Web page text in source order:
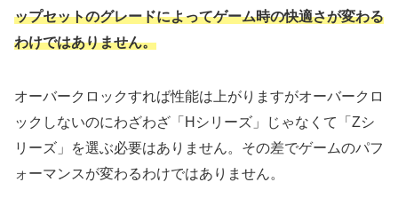
ップセットのグレードによってゲーム時の快適さが変わる
わけではありません。
オーバークロックすれば性能は上がりますがオーバークロ
ックしないのにわざわざ「Hシリーズ」じゃなくて「Zシ
リーズ」を選ぶ必要はありません。その差でゲームのパフ
ォーマンスが変わるわけではありません。